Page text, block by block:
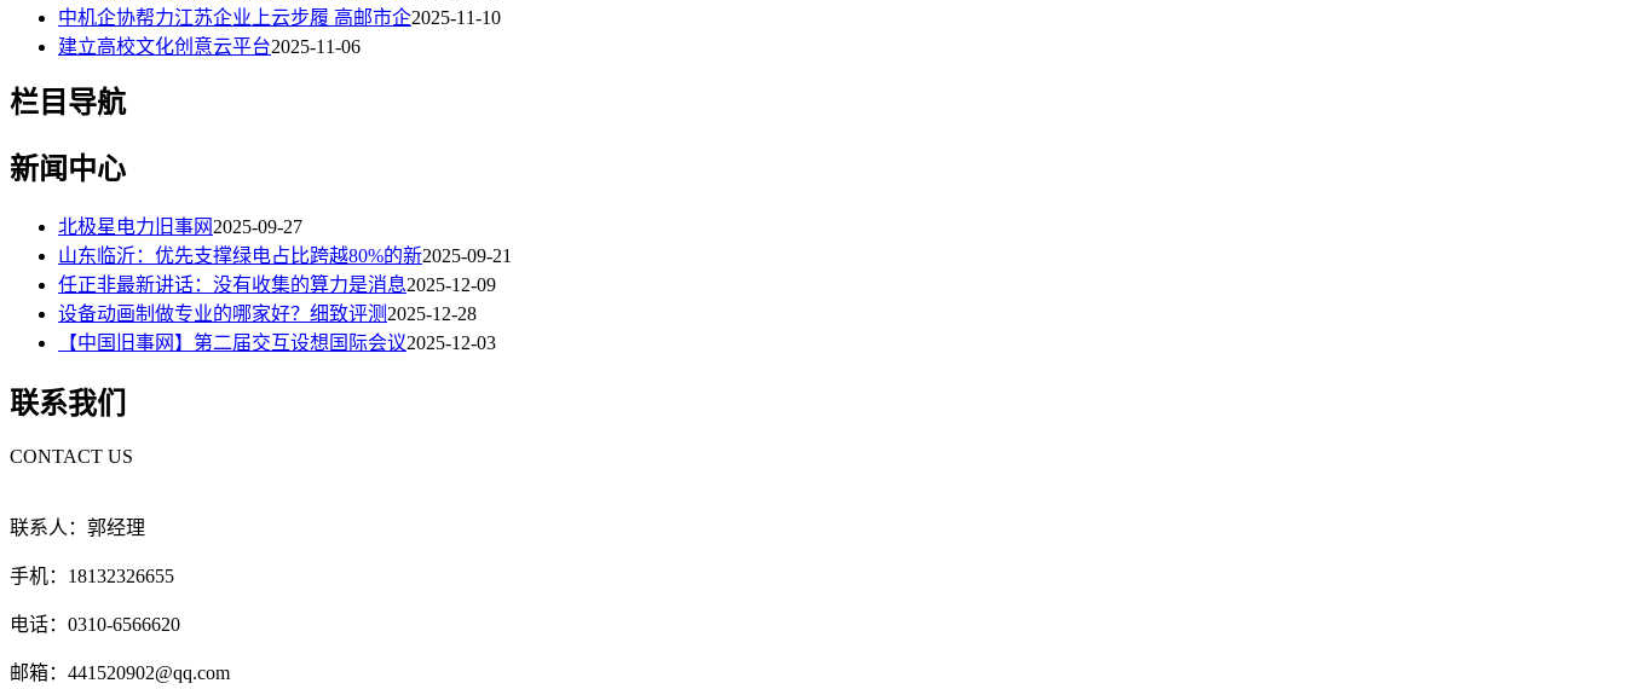
中机企协帮力江苏企业上云步履 高邮市企2025-11-10
建立高校文化创意云平台2025-11-06
栏目导航
新闻中心
北极星电力旧事网2025-09-27
山东临沂：优先支撑绿电占比跨越80%的新2025-09-21
任正非最新讲话：没有收集的算力是消息2025-12-09
设备动画制做专业的哪家好？细致评测2025-12-28
【中国旧事网】第二届交互设想国际会议2025-12-03
联系我们
CONTACT US
联系人：郭经理
手机：18132326655
电话：0310-6566620
邮箱：441520902@qq.com